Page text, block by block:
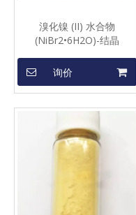
溴化镍 (II) 水合物
(NiBr2•6H2O)-结晶
询价